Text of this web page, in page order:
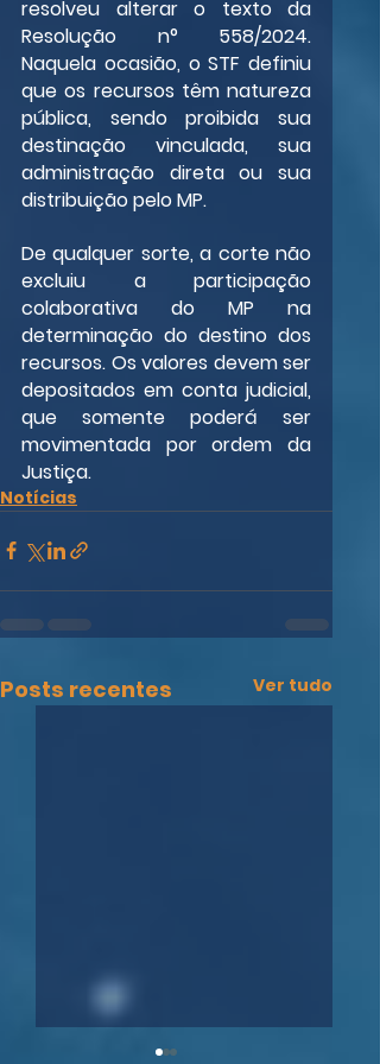
resolveu alterar o texto da
Resolução n° 558/2024.
Naquela ocasião, o STF definiu
que os recursos têm natureza
pública, sendo proibida sua
destinação vinculada, sua
administração direta ou sua
distribuição pelo MP.
De qualquer sorte, a corte não
excluiu a participação
colaborativa do MP na
determinação do destino dos
recursos. Os valores devem ser
depositados em conta judicial,
que somente poderá ser
movimentada por ordem da
Justiça.
Notícias
Posts recentes Ver tudo